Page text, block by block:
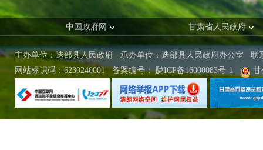
中国政府网 甘肃省人民政府
主办单位：迭部县人民政府 承办单位：迭部县人民政府办公室 联
网站标识码：6230240001
备案编号： 陇ICP备16000083号-1 甘